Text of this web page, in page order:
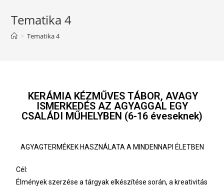
Tematika 4
> Tematika 4
KERÁMIA KÉZMŰVES TÁBOR, AVAGY
ISMERKEDÉS AZ AGYAGGAL EGY
CSALÁDI MŰHELYBEN (6-16 éveseknek)
AGYAGTERMÉKEK HASZNÁLATA A MINDENNAPI ÉLETBEN
Cél:
Élmények szerzése a tárgyak elkészítése során, a kreativitás